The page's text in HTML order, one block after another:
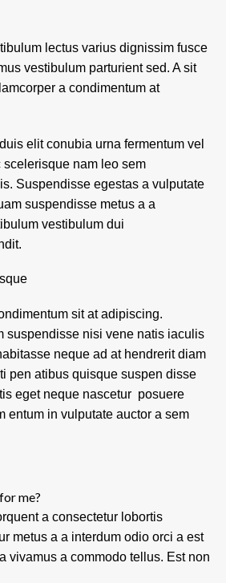
lectus varius dignissim fusce
vestibulum parturient sed. A sit
a condimentum at
elit conubia urna fermentum vel
nam leo sem
Suspendisse egestas a vulputate
suspendisse metus a a
vestibulum dui
sit at adipiscing.
suspendisse nisi vene natis iaculis
neque ad at hendrerit diam
pen atibus quisque suspen disse
eget neque nascetur posuere
entum in vulputate auctor a sem
me?
a consectetur lobortis
metus a a interdum odio orci a est
vivamus a commodo tellus. Est non